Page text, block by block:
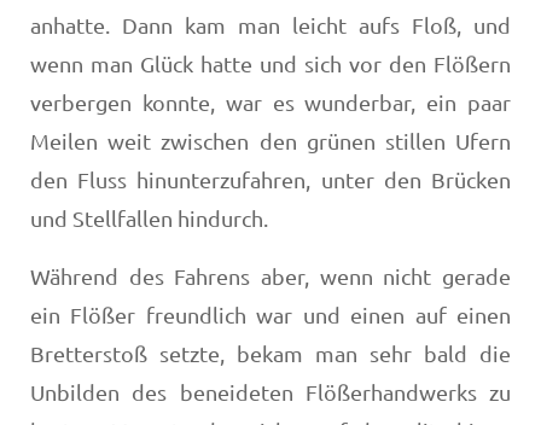
anhatte. Dann kam man leicht aufs Floß, und
wenn man Glück hatte und sich vor den Flößern
verbergen konnte, war es wunderbar, ein paar
Meilen weit zwischen den grünen stillen Ufern
den Fluss hinunterzufah­ren, unter den Brücken
und Stellfallen hindurch.
Während des Fahrens aber, wenn nicht gerade
ein Flö­ßer freundlich war und einen auf einen
Bretterstoß setzte, bekam man sehr bald die
Unbilden des beneideten Flößer­handwerks zu